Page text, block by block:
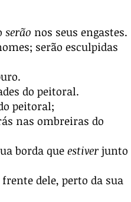
serão nos seus engastes.
serão esculpidas
do peitoral.
peitoral;
nas ombreiras do
borda que estiver junto
dele, perto da sua